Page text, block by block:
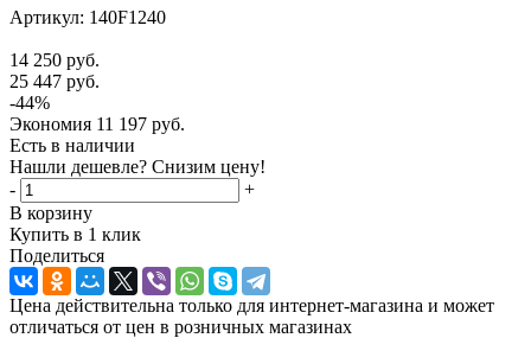
Артикул: 140F1240
14 250 руб.
25 447 руб.
-44%
Экономия 11 197 руб.
Есть в наличии
Нашли дешевле? Снизим цену!
-
+
В корзину
Купить в 1 клик
Поделиться
Цена действительна только для интернет-магазина и может
отличаться от цен в розничных магазинах